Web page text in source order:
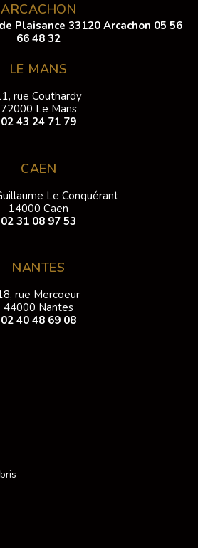
ARCACHON
Plaisance 33120 Arcachon 05 56
66 48 32
LE MANS
rue Couthardy
72000 Le Mans
02 43 24 71 79
CAEN
Le Conquérant
14000 Caen
02 31 08 97 53
NANTES
rue Mercoeur
44000 Nantes
02 40 48 69 08